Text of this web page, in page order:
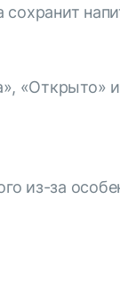
«Открыто»
из-за